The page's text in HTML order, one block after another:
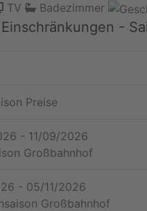
TV Badezimmer
-
Preise
- 11/09/2026
Großbahnhof
- 05/11/2026
Großbahnhof